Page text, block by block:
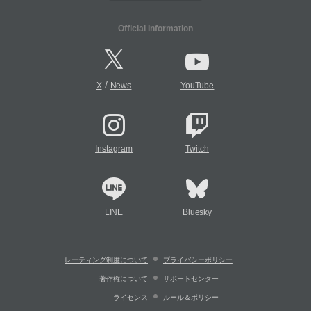
Official Information
X/ News YouTube
Instagram Twitch
LINE Bluesky
レーティング制度について プライバシーポリシー
著作権について サポートセンター
ライセンス ルール＆ポリシー